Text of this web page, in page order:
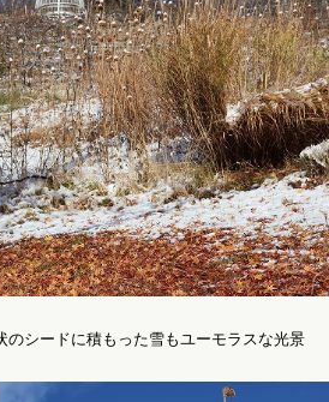
のシードに積もった雪もユーモラスな光景